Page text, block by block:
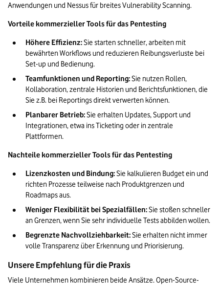
Anwendungen und Nessus für breites Vulnerability Scanning.
Vorteile kommerzieller Tools für das Pentesting
Höhere Effizienz: Sie starten schneller, arbeiten mit
bewährten Workflows und reduzieren Reibungsverluste bei
Set-up und Bedienung.
Teamfunktionen und Reporting: Sie nutzen Rollen,
Kollaboration, zentrale Historien und Berichtsfunktionen, die
Sie z.B. bei Reportings direkt verwerten können.
Planbarer Betrieb: Sie erhalten Updates, Support und
Integrationen, etwa ins Ticketing oder in zentrale
Plattformen.
Nachteile kommerzieller Tools für das Pentesting
Lizenzkosten und Bindung: Sie kalkulieren Budget ein und
richten Prozesse teilweise nach Produktgrenzen und
Roadmaps aus.
Weniger Flexibilität bei Spezialfällen: Sie stoßen schneller
an Grenzen, wenn Sie sehr individuelle Tests abbilden wollen.
Begrenzte Nachvollziehbarkeit: Sie erhalten nicht immer
volle Transparenz über Erkennung und Priorisierung.
Unsere Empfehlung für die Praxis
Viele Unternehmen kombinieren beide Ansätze. Open-Source-